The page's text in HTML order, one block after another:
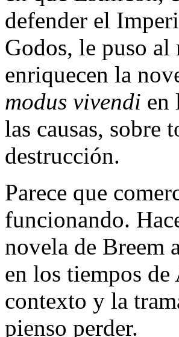
defender el
Godos, le puso
enriquecen la
modus vivendi en
las causas, sobre
destrucción.
Parece que
funcionando.
novela de Breem
en los tiempos de
contexto y la
pienso perder.